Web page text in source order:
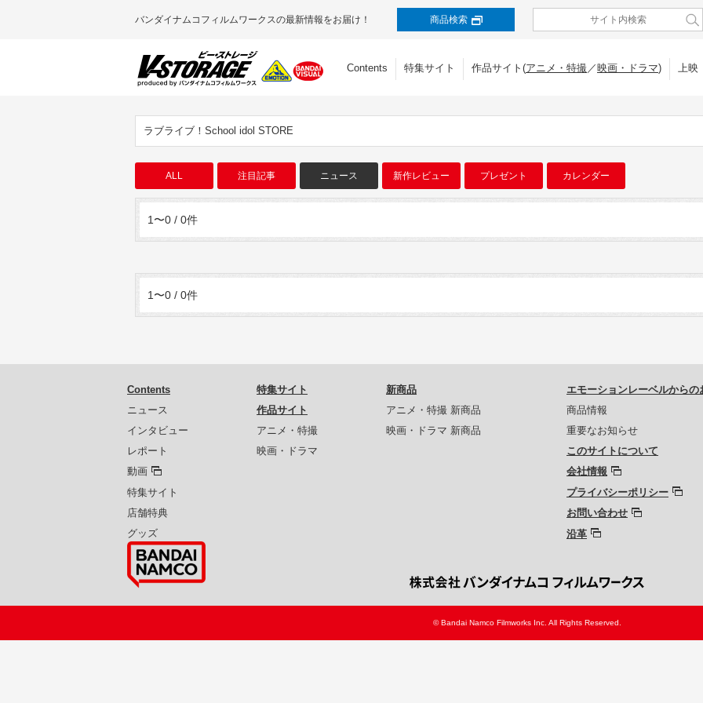
バンダイナムコフィルムワークスの最新情報をお届け！ 商品検索
Contents 特集サイト 作品サイト(アニメ・特撮／映画・ドラマ) 上映
ラブライブ！School idol STORE
ALL 注目記事 ニュース 新作レビュー プレゼント カレンダー
1〜0 / 0件
1〜0 / 0件
Contents
ニュース
インタビュー
レポート
動画
特集サイト
店舗特典
グッズ
特集サイト
作品サイト
アニメ・特撮
映画・ドラマ
新商品
アニメ・特撮 新商品
映画・ドラマ 新商品
エモーションレーベルからの
商品情報
重要なお知らせ
このサイトについて
会社情報
プライバシーポリシー
お問い合わせ
沿革
© Bandai Namco Filmworks Inc. All Rights Reserved.